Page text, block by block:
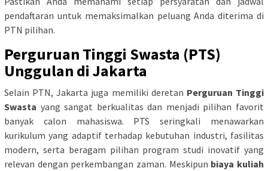
pendaftaran untuk memaksimalkan peluang Anda diterima di
PTN pilihan.
Perguruan Tinggi Swasta (PTS)
Unggulan di Jakarta
Selain PTN, Jakarta juga memiliki deretan Perguruan Tinggi
Swasta yang sangat berkualitas dan menjadi pilihan favorit
banyak calon mahasiswa. PTS seringkali menawarkan
kurikulum yang adaptif terhadap kebutuhan industri, fasilitas
modern, serta beragam pilihan program studi inovatif yang
relevan dengan perkembangan zaman. Meskipun biaya kuliah